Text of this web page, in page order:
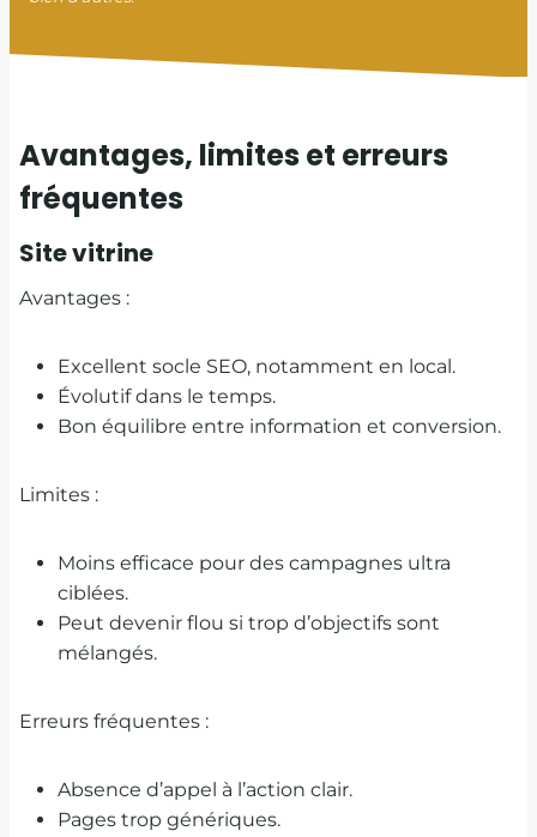
Avantages, limites et erreurs
fréquentes
Site vitrine
Avantages :
Excellent socle SEO, notamment en local.
Évolutif dans le temps.
Bon équilibre entre information et conversion.
Limites :
Moins efficace pour des campagnes ultra
ciblées.
Peut devenir flou si trop d’objectifs sont
mélangés.
Erreurs fréquentes :
Absence d’appel à l’action clair.
Pages trop génériques.